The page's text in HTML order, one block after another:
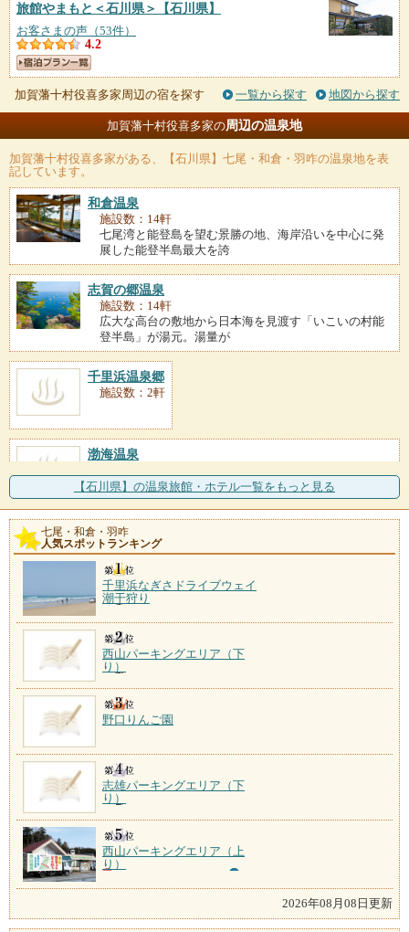
旅館やまもと＜石川県＞ 【石川県】
お客さまの声（53件）
4.2
加賀藩十村役喜多家周辺の宿を探す 一覧から探す 地図から探す
加賀藩十村役喜多家の周辺の温泉地
加賀藩十村役喜多家がある、【石川県】七尾・和倉・羽咋の温泉地を表
記しています。
和倉温泉
施設数：14軒
七尾湾と能登島を望む景勝の地、海岸沿いを中心に発
展した能登半島最大を誇
志賀の郷温泉
施設数：14軒
広大な高台の敷地から日本海を見渡す「いこいの村能
登半島」が湯元。湯量が
千里浜温泉郷
施設数：2軒
渤海温泉
能登を代表する美景に恵まれたビーチ直結のリゾート
フル温泉 世界一長い
湯川温泉
施設数：1軒
【石川県】の温泉旅館・ホテル一覧をもっと見る
七尾・和倉・羽咋
人気スポットランキング
千里浜なぎさドライブウェイ
潮干狩り
西山パーキングエリア（下
り）
野口りんご園
志雄パーキングエリア（下
り）
西山パーキングエリア（上
り）
2026年08月08日更新